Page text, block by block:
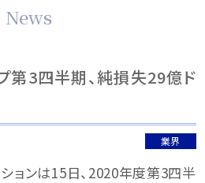
News
第3四半期、純損失29億ド
業界
ョンは15日、2020年度第3四半